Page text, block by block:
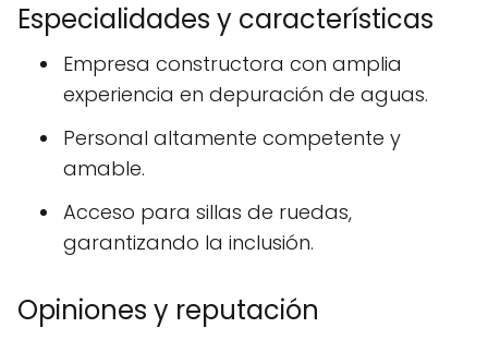
Especialidades y características
Empresa constructora con amplia
experiencia en depuración de aguas.
Personal altamente competente y
amable.
Acceso para sillas de ruedas,
garantizando la inclusión.
Opiniones y reputación